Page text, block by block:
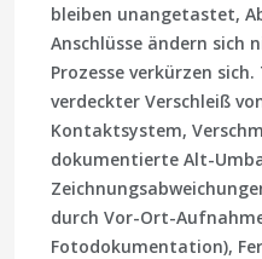
bleiben unangetastet,
Anschlüsse ändern sich
Prozesse verkürzen sich.
verdeckter Verschleiß
Kontaktsystem,
dokumentierte Alt-
durch Vor-Ort-
Fotodokumentation),